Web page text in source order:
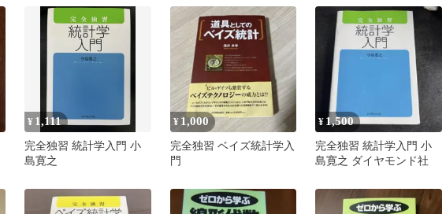
教室
¥ 1,111
完全独習 統計学入門 小
島寛之
¥ 1,000
完全独習 ベイズ統計学入
門
¥ 1,500
完全独習 統計学入門 小
島寛之 ダイヤモンド社